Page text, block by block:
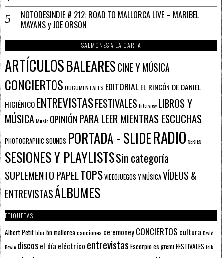
NOTODESINDIE # 212: ROAD TO MALLORCA LIVE – MARIBEL
MAYANS y JOE ORSON
SALMONES A LA CARTA
ARTÍCULOSBALEARESCINE Y MÚSICA
CONCIERTOS DOCUMENTALES EDITORIALEL RINCÓN DE DANIEL
HIGIÉNICOENTREVISTASFESTIVALESInterview LIBROS Y
MÚSICAMusic OPINIÓNPARA LEER MIENTRAS ESCUCHAS
PHOTOGRAPHIC SOUNDS PORTADA - SLIDERADIO SERIES
SESIONES Y PLAYLISTSSin categoría
SUPLEMENTO PAPELTOPSVIDEOJUEGOS Y MÚSICAVÍDEOS &
ENTREVISTASÁLBUMES
ETIQUETAS
Albert Petitblurbn mallorcacanciones ceremoneyCONCIERTOS cultura David
Bowie discosel día eléctrico entrevistas Escorpioes gremiFESTIVALES folk